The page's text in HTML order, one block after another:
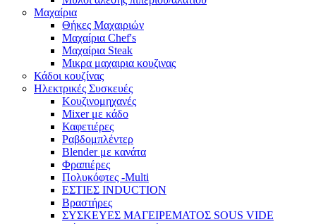
Μαχαίρια
Θήκες Μαχαιριών
Μαχαίρια Chef's
Μαχαίρια Steak
Μικρα μαχαιρια κουζινας
Κάδοι κουζίνας
Ηλεκτρικές Συσκευές
Κουζινομηχανές
Mixer με κάδο
Καφετιέρες
Ραβδομπλέντερ
Blender με κανάτα
Φραπιέρες
Πολυκόφτες -Multi
ΕΣΤΙΕΣ INDUCTION
Βραστήρες
ΣΥΣΚΕΥΕΣ ΜΑΓΕΙΡΕΜΑΤΟΣ SOUS VIDE